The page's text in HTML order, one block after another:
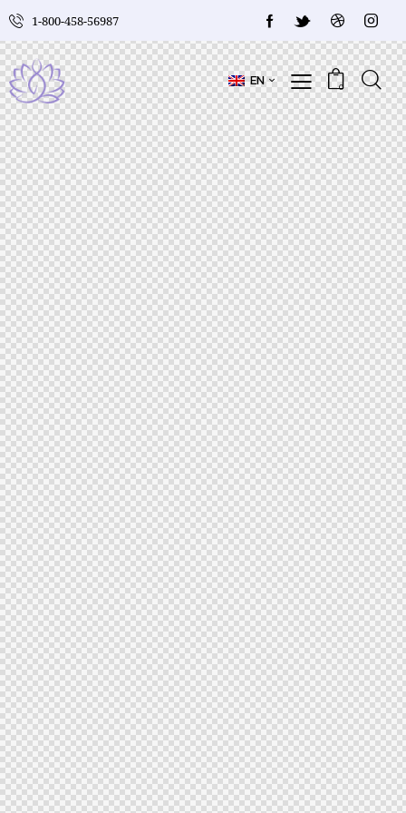
1-800-458-56987
EN 0